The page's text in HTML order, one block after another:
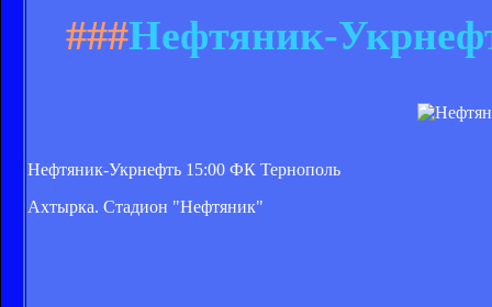
###Нефтяник-
Нефтяник-Укрнефть 15:00 ФК Тернополь
Ахтырка. Стадион "Нефтяник"